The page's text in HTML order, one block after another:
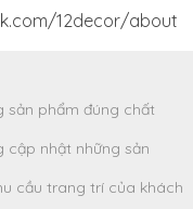
12decor/about
sản phẩm đúng chất
cập nhật những sản
cầu trang trí của khách